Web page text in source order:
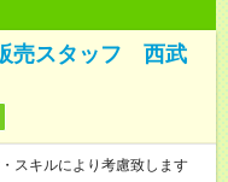
売スタッフ 西武
キルにより考慮致します